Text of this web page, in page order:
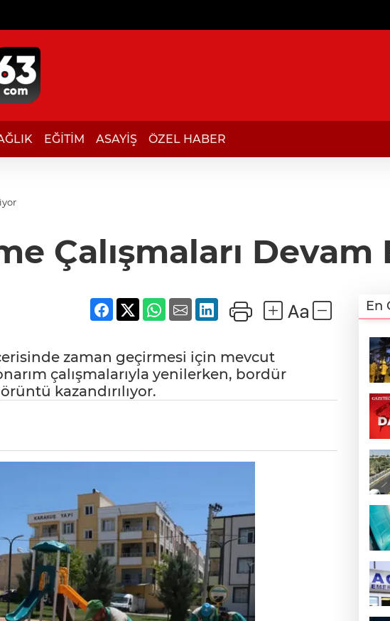
EĞİTİM ASAYİŞ ÖZEL HABER
Çalışmaları Devam
zaman geçirmesi için mevcut
çalışmalarıyla yenilerken, bordür
kazandırılıyor.
En